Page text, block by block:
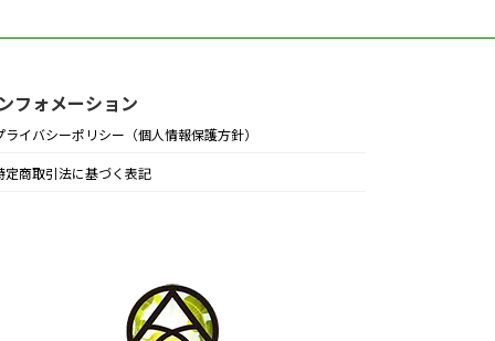
フォメーション
ライバシーポリシー（個人情報保護方針）
定商取引法に基づく表記